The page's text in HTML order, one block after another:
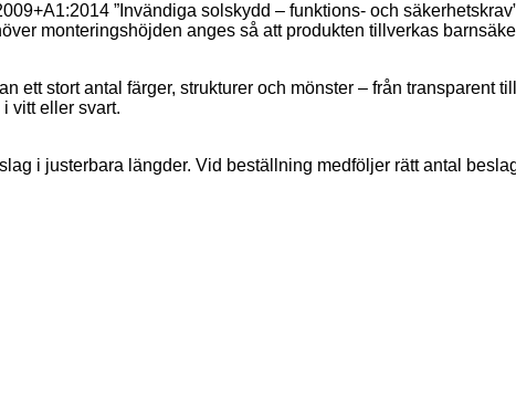
”Invändiga solskydd – funktions- och
monteringshöjden anges så att produkten tillverkas
ett stort antal färger, strukturer och mönster – från transparent
vitt eller svart.
i justerbara längder. Vid beställning medföljer rätt antal